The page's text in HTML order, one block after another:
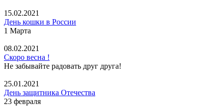
15.02.2021
День кошки в России
1 Марта
08.02.2021
Скоро весна !
Не забывайте радовать друг друга!
25.01.2021
День защитника Отечества
23 февраля